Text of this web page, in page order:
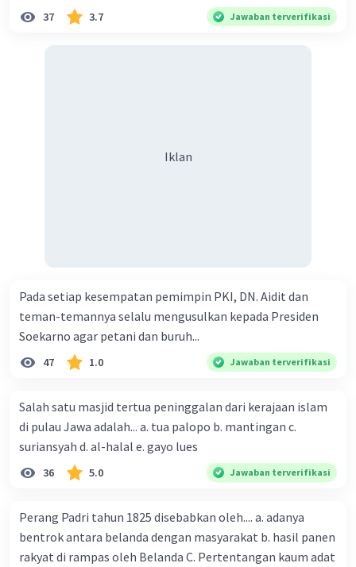
37 3.7 Jawaban terverifikasi
Iklan
Pada setiap kesempatan pemimpin PKI, DN. Aidit dan
teman-temannya selalu mengusulkan kepada Presiden
Soekarno agar petani dan buruh...
47 1.0 Jawaban terverifikasi
Salah satu masjid tertua peninggalan dari kerajaan islam
di pulau Jawa adalah... a. tua palopo b. mantingan c.
suriansyah d. al-halal e. gayo lues
36 5.0 Jawaban terverifikasi
Perang Padri tahun 1825 disebabkan oleh.... a. adanya
bentrok antara belanda dengan masyarakat b. hasil panen
rakyat di rampas oleh Belanda C. Pertentangan kaum adat